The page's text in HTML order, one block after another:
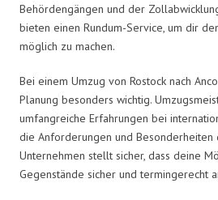
Behördengängen und der
bieten einen Rundum-Service, um dir
möglich zu machen.
Bei einem Umzug von Rostock nach
Planung besonders wichtig.
umfangreiche Erfahrungen bei
die Anforderungen und Besonderheiten
Unternehmen stellt sicher, dass deine
Gegenstände sicher und termingerecht